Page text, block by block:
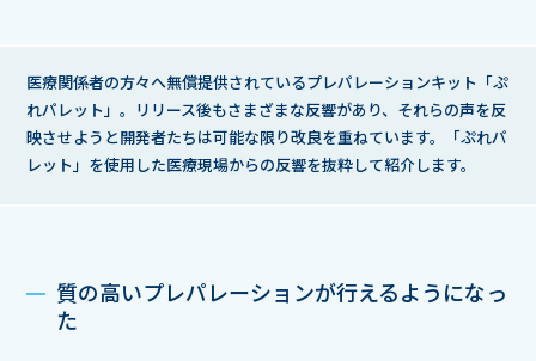
医療関係者の方々へ無償提供されているプレパレーションキット「ぷ
れパレット」。 リリース後もさまざまな反響があり、それらの声を反
映させようと開発者たちは可能な限り改良を重ねています。
「ぷれパ
レット」を使用した医療現場からの反響を抜粋して紹介します。
質の高いプレパレーションが行えるようになっ
た